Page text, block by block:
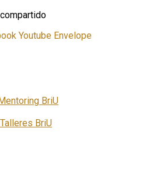
Youtube Envelope
BriU
BriU